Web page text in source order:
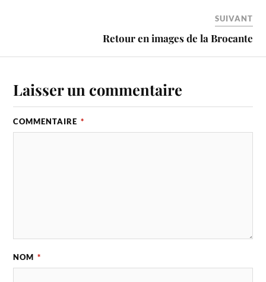
SUIVANT
Retour en images de la Brocante
Laisser un commentaire
COMMENTAIRE *
NOM *